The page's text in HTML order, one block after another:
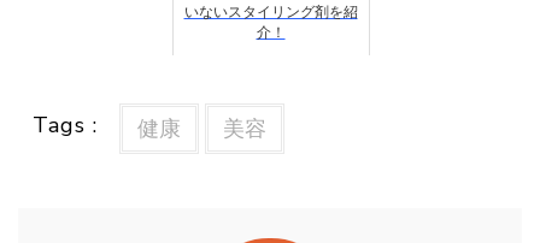
いないスタイリング剤を紹
介！
Tags : 健康 美容